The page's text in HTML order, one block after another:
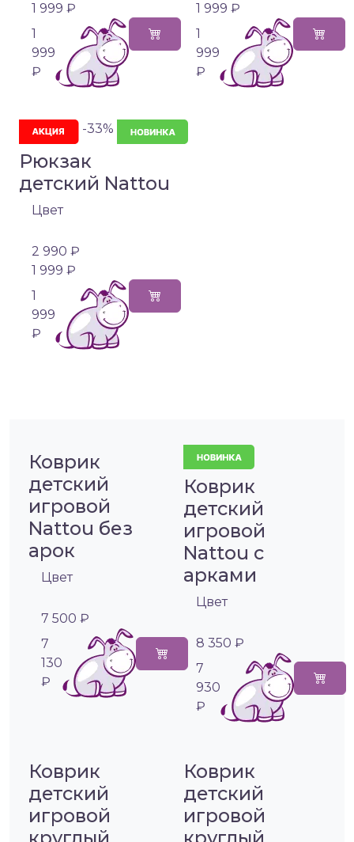
1 999 ₽
1
999
₽
1 999 ₽
1
999
₽
-33%
Рюкзак
детский Nattou
Цвет
2 990 ₽
1 999 ₽
1
999
₽
Коврик
детский
игровой
Nattou без
арок
Цвет
7 500 ₽
7
130
₽
Коврик
детский
игровой
Nattou с
арками
Цвет
8 350 ₽
7
930
₽
Коврик
детский
игровой
Коврик
детский
игровой